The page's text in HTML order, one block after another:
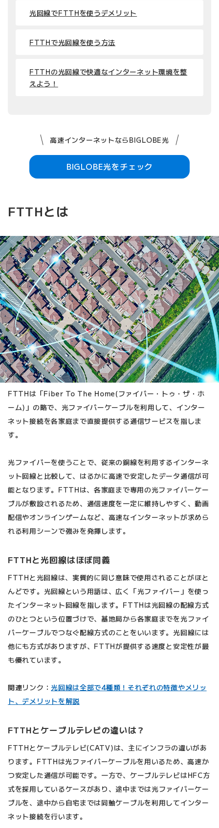
光回線でFTTHを使うデメリット
FTTHで光回線を使う方法
FTTHの光回線で快適なインターネット環境を整
えよう！
高速インターネットならBIGLOBE光
BIGLOBE光をチェック
FTTHとは
FTTHは「Fiber To The Home(ファイバー・トゥ・ザ・ホ
ーム)」の略で、光ファイバーケーブルを利用して、インター
ネット接続を各家庭まで直接提供する通信サービスを指しま
す。
光ファイバーを使うことで、従来の銅線を利用するインターネ
ット回線と比較して、はるかに高速で安定したデータ通信が可
能となります。FTTHは、各家庭まで専用の光ファイバーケー
ブルが敷設されるため、通信速度を一定に維持しやすく、動画
配信やオンラインゲームなど、高速なインターネットが求めら
れる利用シーンで強みを発揮します。
FTTHと光回線はほぼ同義
FTTHと光回線は、実質的に同じ意味で使用されることがほと
んどです。光回線という用語は、広く「光ファイバー」を使っ
たインターネット回線を指します。FTTHは光回線の配線方式
のひとつという位置づけで、基地局から各家庭までを光ファイ
バーケーブルでつなぐ配線方式のことをいいます。光回線には
他にも方式がありますが、FTTHが提供する速度と安定性が最
も優れています。
関連リンク： 光回線は全部で4種類！それぞれの特徴やメリッ
ト、デメリットを解説
FTTHとケーブルテレビの違いは？
FTTHとケーブルテレビ(CATV)は、主にインフラの違いがあ
ります。FTTHは光ファイバーケーブルを用いるため、高速か
つ安定した通信が可能です。一方で、ケーブルテレビはHFC方
式を採用しているケースがあり、途中までは光ファイバーケー
ブルを、途中から自宅までは同軸ケーブルを利用してインター
ネット接続を行います。